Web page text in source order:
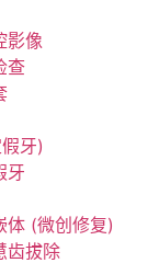
影像
查
牙)
牙
体 (微创修复)
齿拔除